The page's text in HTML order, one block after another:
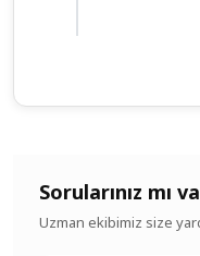
Sorularınız mı
Uzman ekibimiz size